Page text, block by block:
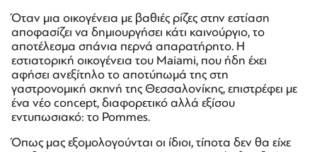
Όταν μια οικογένεια με βαθιές ρίζες στην εστίαση
αποφασίζει να δημιουργήσει κάτι καινούργιο, το
αποτέλεσμα σπάνια περνά απαρατήρητο. Η
εστιατορική οικογένεια του Maiami, που ήδη έχει
αφήσει ανεξίτηλο το αποτύπωμά της στη
γαστρονομική σκηνή της Θεσσαλονίκης, επιστρέφει με
ένα νέο concept, διαφορετικό αλλά εξίσου
εντυπωσιακό: το Pommes.
Όπως μας εξομολογούνται οι ίδιοι, τίποτα δεν θα είχε